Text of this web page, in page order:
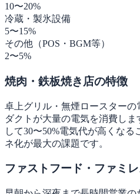
10〜20%
冷蔵・製氷設備
5〜15%
その他（POS・BGM等）
2〜5%
焼肉・鉄板焼き店の特徴
卓上グリル・無煙ロースター
ダクトが大量の電気を消費し
して30〜50%電気代が高くな
ネ化が最大の課題です。
ファストフード・ファミ